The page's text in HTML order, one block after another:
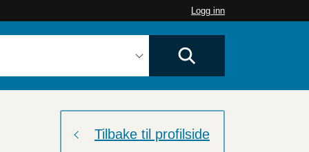
Logg inn
Tilbake til profilside